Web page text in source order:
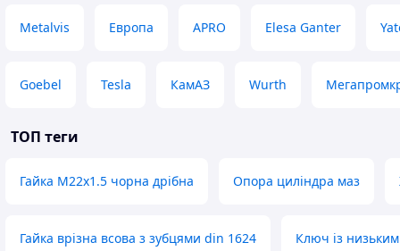
Metalvis Европа APRO Elesa Ganter
Goebel Tesla КамАЗ Wurth
ТОП теги
Гайка М22х1.5 чорна дрібна Опора циліндра маз
Гайка врізна всова з зубцями din 1624 Ключ із